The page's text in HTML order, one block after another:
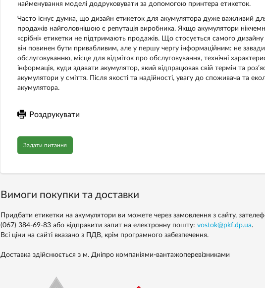
найменування моделі додруковувати за допомогою принтера етикеток.
Часто існує думка, що дизайн етикеток для акумулятора дуже важливий
продажів найголовнішою є репутація виробника. Якщо акумулятори нікчемної
«срібні» етикетки не підтримають продажів. Що стосується самого
він повинен бути привабливим, але у першу чергу інформаційним: не
обслуговуванню, місце для відміток про обслуговування, технічні
інформація, куди здавати акумулятор, який відпрацював свій термін та
акумулятори у сміття. Після якості та надійності, увагу до споживача та
акумулятора.
Роздрукувати
Задати питання
Вимоги покупки та доставки
Придбати етикетки на акумулятори ви можете через замовлення з сайту,
(067) 384-69-83 або відправити запит на електронну пошту: vostok@pkf.dp.ua.
Всі ціни на сайті вказано з ПДВ, крім програмного забезпечення.
Доставка здійснюється з м. Дніпро компаніями-вантажоперевізниками